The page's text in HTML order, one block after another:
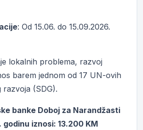
: Od 15.06. do 15.09.2026.
lokalnih problema, razvoj
barem jednom od 17 UN-ovih
(SDG).
banke Doboj za Narandžasti
iznosi: 13.200 KM